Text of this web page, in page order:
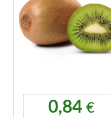
0,84 €